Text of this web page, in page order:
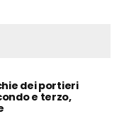
dei portieri
e terzo,